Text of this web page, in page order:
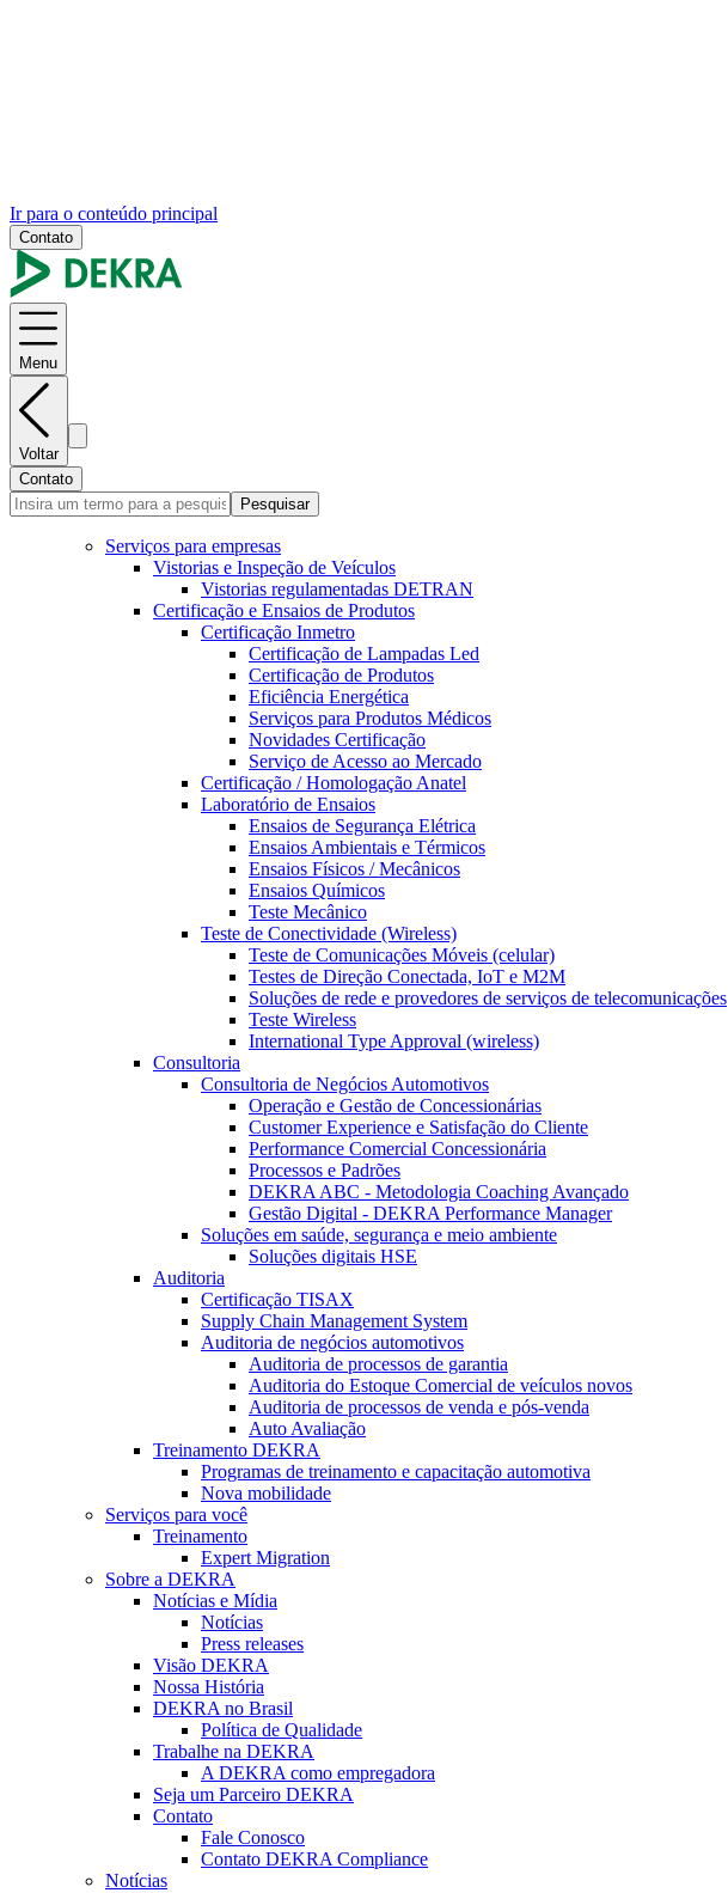
Ir para o conteúdo principal
Contato
Menu
Voltar
Contato
Pesquisar
Serviços para empresas
Vistorias e Inspeção de Veículos
Vistorias regulamentadas DETRAN
Certificação e Ensaios de Produtos
Certificação Inmetro
Certificação de Lampadas Led
Certificação de Produtos
Eficiência Energética
Serviços para Produtos Médicos
Novidades Certificação
Serviço de Acesso ao Mercado
Certificação / Homologação Anatel
Laboratório de Ensaios
Ensaios de Segurança Elétrica
Ensaios Ambientais e Térmicos
Ensaios Físicos / Mecânicos
Ensaios Químicos
Teste Mecânico
Teste de Conectividade (Wireless)
Teste de Comunicações Móveis (celular)
Testes de Direção Conectada, IoT e M2M
Soluções de rede e provedores de serviços de telecomunicações
Teste Wireless
International Type Approval (wireless)
Consultoria
Consultoria de Negócios Automotivos
Operação e Gestão de Concessionárias
Customer Experience e Satisfação do Cliente
Performance Comercial Concessionária
Processos e Padrões
DEKRA ABC - Metodologia Coaching Avançado
Gestão Digital - DEKRA Performance Manager
Soluções em saúde, segurança e meio ambiente
Soluções digitais HSE
Auditoria
Certificação TISAX
Supply Chain Management System
Auditoria de negócios automotivos
Auditoria de processos de garantia
Auditoria do Estoque Comercial de veículos novos
Auditoria de processos de venda e pós-venda
Auto Avaliação
Treinamento DEKRA
Programas de treinamento e capacitação automotiva
Nova mobilidade
Serviços para você
Treinamento
Expert Migration
Sobre a DEKRA
Notícias e Mídia
Notícias
Press releases
Visão DEKRA
Nossa História
DEKRA no Brasil
Política de Qualidade
Trabalhe na DEKRA
A DEKRA como empregadora
Seja um Parceiro DEKRA
Contato
Fale Conosco
Contato DEKRA Compliance
Notícias